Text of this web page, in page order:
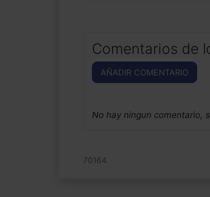
Comentarios de
AÑADIR COMENTARIO
No hay ningun comentario,
70164